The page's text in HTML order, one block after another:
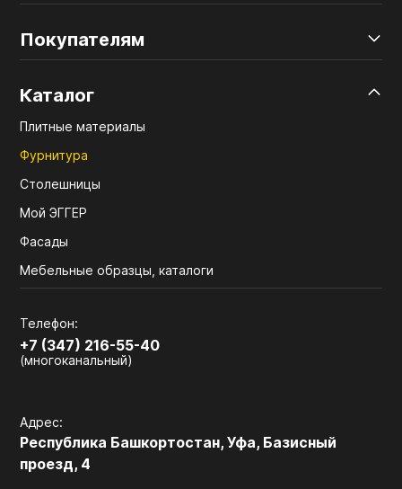
Покупателям
Каталог
Плитные материалы
Фурнитура
Столешницы
Мой ЭГГЕР
Фасады
Мебельные образцы, каталоги
Телефон:
+7 (347) 216-55-40
(многоканальный)
Адрес:
Республика Башкортостан, Уфа, Базисный
проезд, 4